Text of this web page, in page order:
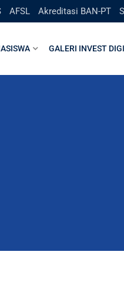
AFSL Akreditasi BAN-PT
GALERI INVEST